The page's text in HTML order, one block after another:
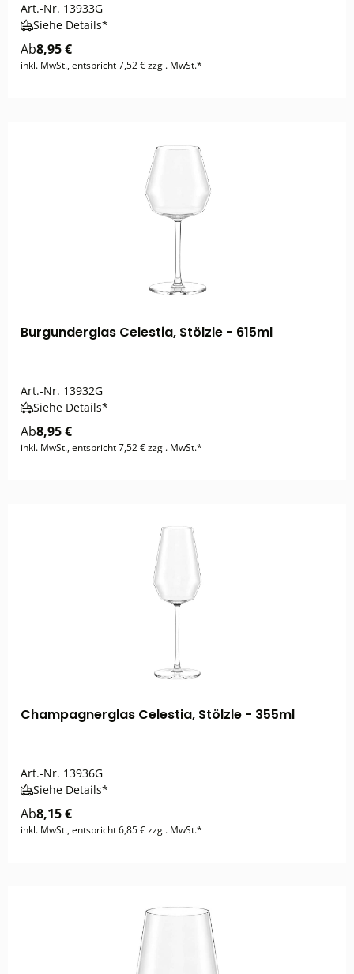
Art.-Nr. 13933G
Siehe Details*
Ab8,95 €
inkl. MwSt., entspricht 7,52 € zzgl. MwSt.*
Burgunderglas Celestia, Stölzle - 615ml
Art.-Nr. 13932G
Siehe Details*
Ab8,95 €
inkl. MwSt., entspricht 7,52 € zzgl. MwSt.*
Champagnerglas Celestia, Stölzle - 355ml
Art.-Nr. 13936G
Siehe Details*
Ab8,15 €
inkl. MwSt., entspricht 6,85 € zzgl. MwSt.*